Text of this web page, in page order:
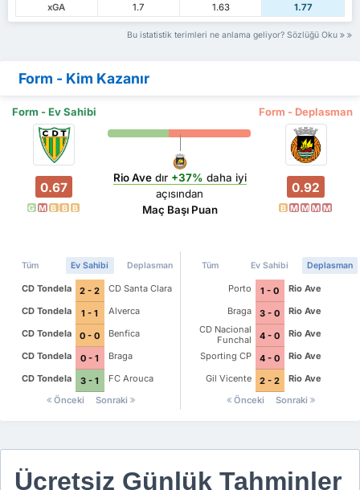
xGA
1.7 1.63 1.77
Bu istatistik terimleri ne anlama geliyor? Sözlüğü Oku
Form - Kim Kazanır
Form - Ev Sahibi Form - Deplasman
0.67
G M B B B
Rio Avedır +37% daha iyi
açısından
Maç Başı Puan
0.92
B M M M M
Tüm Ev Sahibi Deplasman
CD Tondela 2 - 2
CD Santa Clara
CD Tondela
1 - 1
Alverca
CD Tondela
0 - 0
Benfica
CD Tondela
0 - 1
Braga
CD Tondela
3 - 1
FC Arouca
Önceki
Sonraki
Tüm Ev Sahibi Deplasman
Porto 1 - 0
Rio Ave
Braga
3 - 0
Rio Ave
CD Nacional
Funchal
4 - 0
Rio Ave
Sporting CP
4 - 0
Rio Ave
Gil Vicente
2 - 2
Rio Ave
Önceki
Sonraki
Ücretsiz Günlük Tahminler